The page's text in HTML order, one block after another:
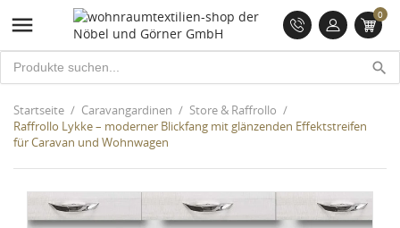
 0
search
Startseite Caravangardinen
Store & Raffrollo
Raffrollo Lykke – moderner Blickfang mit glänzenden Effektstreifen
für Caravan und Wohnwagen